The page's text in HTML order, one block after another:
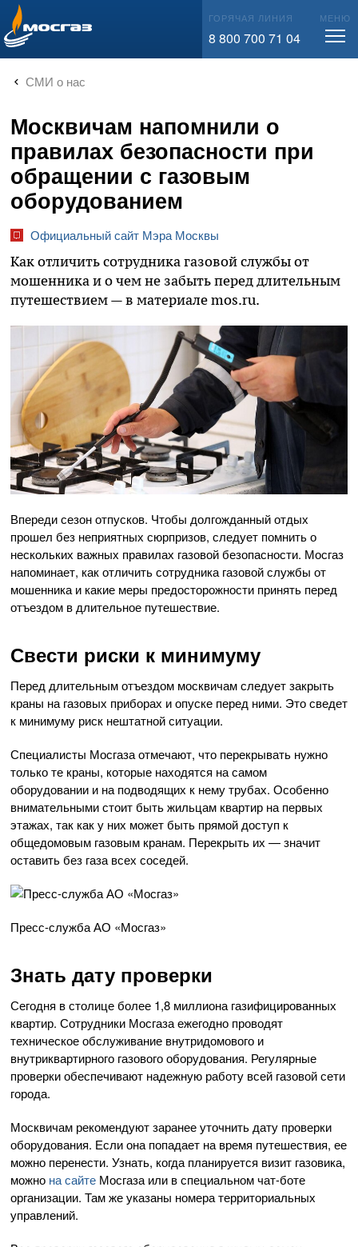
info@mos-gaz.ru ГОРЯЧАЯ ЛИНИЯ
8 800 700 71 04
МЕНЮ
СМИ о нас
Москвичам напомнили о
правилах безопасности при
обращении с газовым
оборудованием
Официальный сайт Мэра Москвы
Как отличить сотрудника газовой службы от
мошенника и о чем не забыть перед длительным
путешествием — в материале mos.ru.
Впереди сезон отпусков. Чтобы долгожданный отдых
прошел без неприятных сюрпризов, следует помнить о
нескольких важных правилах газовой безопасности. Мосгаз
напоминает, как отличить сотрудника газовой службы от
мошенника и какие меры предосторожности принять перед
отъездом в длительное путешествие.
Свести риски к минимуму
Перед длительным отъездом москвичам следует закрыть
краны на газовых приборах и опуске перед ними. Это сведет
к минимуму риск нештатной ситуации.
Специалисты Мосгаза отмечают, что перекрывать нужно
только те краны, которые находятся на самом
оборудовании и на подводящих к нему трубах. Особенно
внимательными стоит быть жильцам квартир на первых
этажах, так как у них может быть прямой доступ к
общедомовым газовым кранам. Перекрыть их — значит
оставить без газа всех соседей.
Пресс-служба АО «Мосгаз»
Знать дату проверки
Сегодня в столице более 1,8 миллиона газифицированных
квартир. Сотрудники Мосгаза ежегодно проводят
техническое обслуживание внутридомового и
внутриквартирного газового оборудования. Регулярные
проверки обеспечивают надежную работу всей газовой сети
города.
Москвичам рекомендуют заранее уточнить дату проверки
оборудования. Если она попадает на время путешествия, ее
можно перенести. Узнать, когда планируется визит газовика,
можно на сайте Мосгаза или в специальном чат-боте
организации. Там же указаны номера территориальных
управлений.